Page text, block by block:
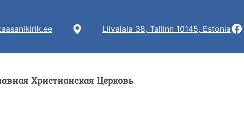
Liivalaia 38, Tallinn 10145, Estonia
Христианская Церковь